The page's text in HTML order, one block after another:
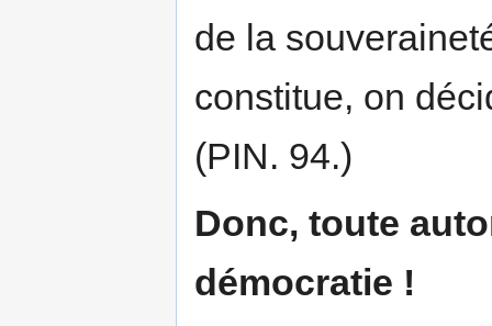
de la
constitue, on
(PIN. 94.)
Donc, toute
démocratie !